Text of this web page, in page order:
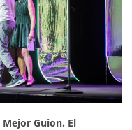
Mejor Guion. El